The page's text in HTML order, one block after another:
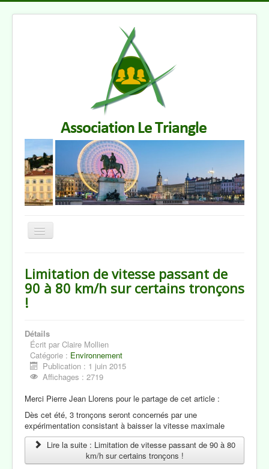
Basculer
Revue de Presse
Limitation de vitesse passant de
90 à 80 km/h sur certains tronçons
!
Détails
Écrit par Claire Mollien
Catégorie : Environnement
Publication : 1 juin 2015
Affichages : 2719
Merci Pierre Jean Llorens pour le partage de cet article :
Dès cet été, 3 tronçons seront concernés par une
expérimentation consistant à baisser la vitesse maximale
Lire la suite : Limitation de vitesse passant de 90 à 80
km/h sur certains tronçons !